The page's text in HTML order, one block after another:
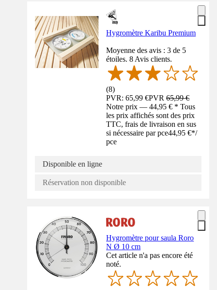
Hygromètre Karibu Premium
Moyenne des avis : 3 de 5
étoiles. 8 Avis clients.
(8)
PVR: 65,99 €PVR65,99 €
Notre prix — 44,95 € * Tous
les prix affichés sont des prix
TTC, frais de livraison en sus
si nécessaire par pce44,95 €*/
pce
Disponible en ligne
Réservation non disponible
Hygromètre pour saula Roro
N Ø 10 cm
Cet article n'a pas encore été
noté.